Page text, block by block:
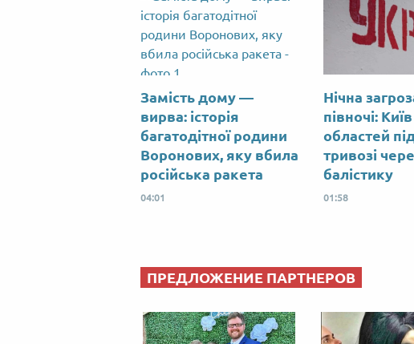
Замість дому —
вирва: історія
багатодітної родини
Воронових, яку вбила
російська ракета
04:01
Нічна
півночі:
областей
тривозі
балістику
01:58
ПРЕДЛОЖЕНИЕ ПАРТНЕРОВ